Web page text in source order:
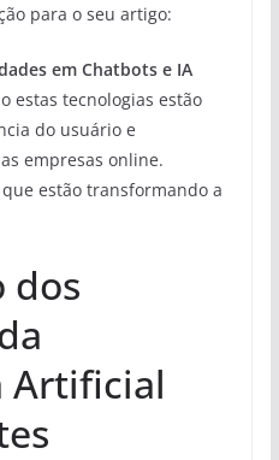
para o seu artigo:
em Chatbots e IA
estas tecnologias estão
do usuário e
empresas online.
estão transformando a
dos
Artificial